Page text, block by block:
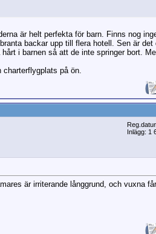
är helt perfekta för barn. Finns nog
backar upp till flera hotell. Sen är det
i barnen så att de inte springer bort.
charterflygplats på ön.
Inlägg: 1
är irriterande långgrund, och vuxna